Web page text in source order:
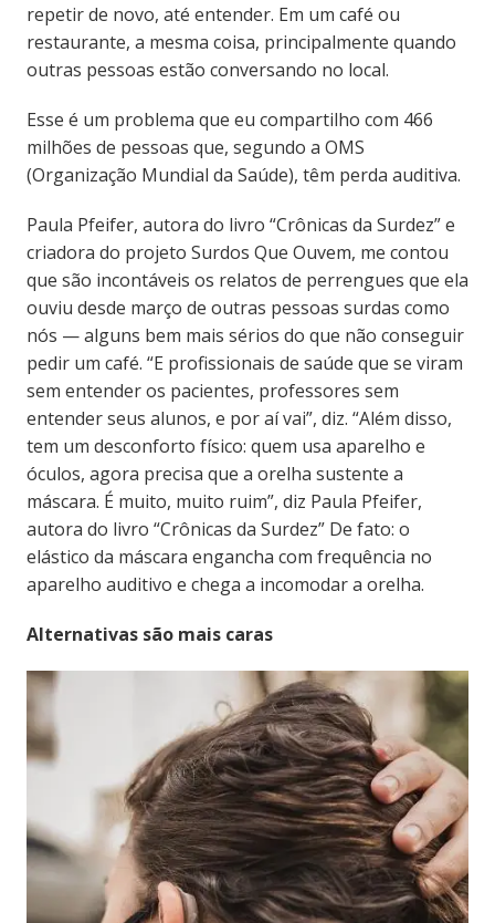
repetir de novo, até entender. Em um café ou
restaurante, a mesma coisa, principalmente quando
outras pessoas estão conversando no local.
Esse é um problema que eu compartilho com 466
milhões de pessoas que, segundo a OMS
(Organização Mundial da Saúde), têm perda auditiva.
Paula Pfeifer, autora do livro “Crônicas da Surdez” e
criadora do projeto Surdos Que Ouvem, me contou
que são incontáveis os relatos de perrengues que ela
ouviu desde março de outras pessoas surdas como
nós — alguns bem mais sérios do que não conseguir
pedir um café. “E profissionais de saúde que se viram
sem entender os pacientes, professores sem
entender seus alunos, e por aí vai”, diz. “Além disso,
tem um desconforto físico: quem usa aparelho e
óculos, agora precisa que a orelha sustente a
máscara. É muito, muito ruim”, diz Paula Pfeifer,
autora do livro “Crônicas da Surdez” De fato: o
elástico da máscara engancha com frequência no
aparelho auditivo e chega a incomodar a orelha.
Alternativas são mais caras